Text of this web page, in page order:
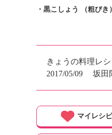
・黒こしょう （粗びき）
きょうの料理レ
2017/05/09
坂田
マイレシ